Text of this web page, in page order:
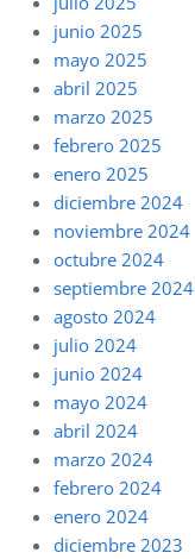
junio 2025
mayo 2025
abril 2025
marzo 2025
febrero 2025
enero 2025
diciembre 2024
noviembre 2024
octubre 2024
septiembre 2024
agosto 2024
julio 2024
junio 2024
mayo 2024
abril 2024
marzo 2024
febrero 2024
enero 2024
diciembre 2023